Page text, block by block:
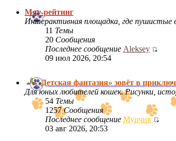
Мяу-рейтинг
Интерактивная площадка, где пушистые
11 Темы
20 Сообщения
Последнее сообщение Aleksey
09 июл 2026, 20:54
Детская фантазия» зовёт в
Для юных любителей кошек. Рисунки,
54 Темы
1257Сообщения
Последнее сообщение Мурчик
03 авг 2026, 20:53